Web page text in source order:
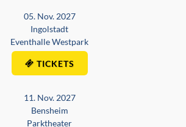
05. Nov. 2027
Ingolstadt
Eventhalle Westpark
TICKETS
11. Nov. 2027
Bensheim
Parktheater